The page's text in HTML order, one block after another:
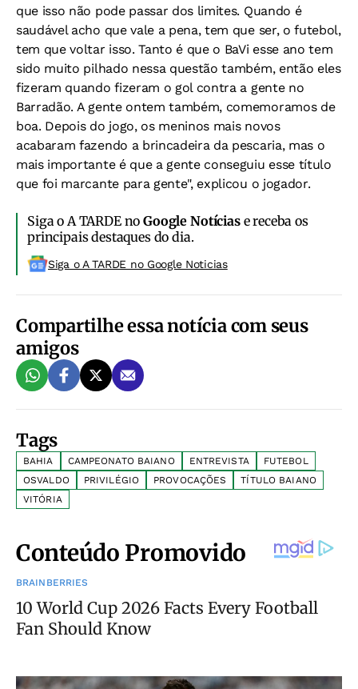
que isso não pode passar dos limites. Quando é
saudável acho que vale a pena, tem que ser, o futebol,
tem que voltar isso. Tanto é que o BaVi esse ano tem
sido muito pilhado nessa questão também, então eles
fizeram quando fizeram o gol contra a gente no
Barradão. A gente ontem também, comemoramos de
boa. Depois do jogo, os meninos mais novos
acabaram fazendo a brincadeira da pescaria, mas o
mais importante é que a gente conseguiu esse título
que foi marcante para gente", explicou o jogador.
Siga o A TARDE noGoogle Notíciase receba os
principais destaques do dia.
Siga o A TARDE no Google Noticias
Compartilhe essa notícia com seus
amigos
Tags
BAHIA CAMPEONATO BAIANO ENTREVISTA
FUTEBOL
OSVALDO
PRIVILÉGIO PROVOCAÇÕES
TÍTULO BAIANO
VITÓRIA